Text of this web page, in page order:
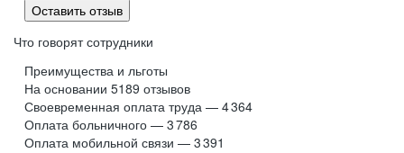
Оставить отзыв
Что говорят сотрудники
Преимущества и льготы
На основании 5189 отзывов
Своевременная оплата труда — 4 364
Оплата больничного — 3 786
Оплата мобильной связи — 3 391